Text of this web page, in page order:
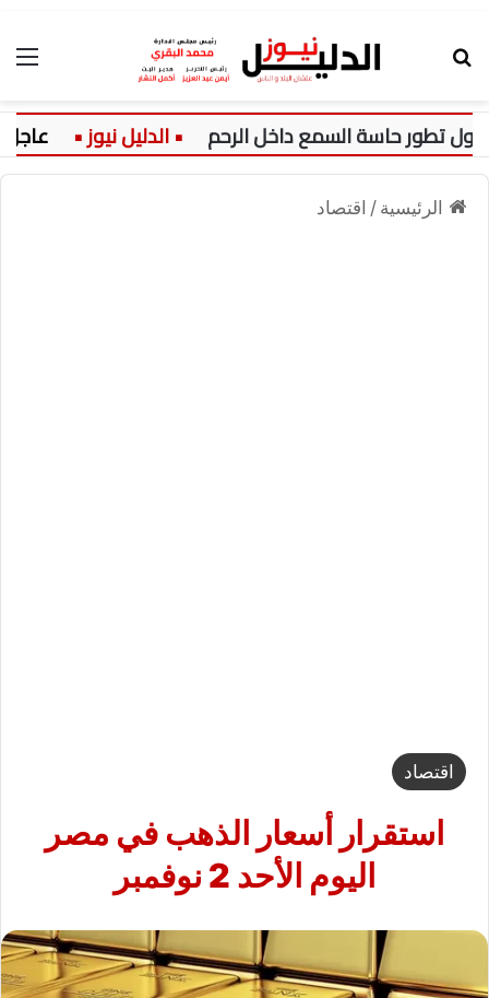
حاسة السمع داخل الرحم عاجل:
الرئيسية / اقتصاد
اقتصاد
استقرار أسعار الذهب في مصر
اليوم الأحد 2 نوفمبر